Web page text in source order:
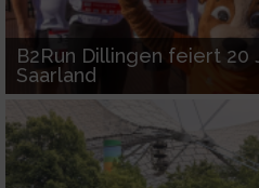
B2Run Dillingen feiert 20
Saarland